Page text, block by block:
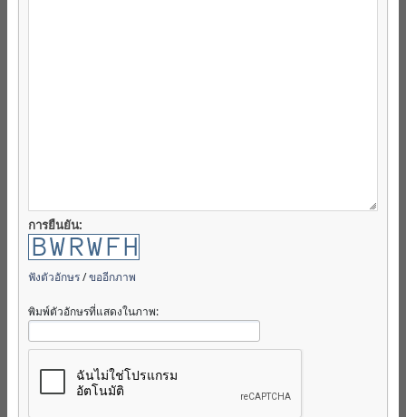
การยืนยัน:
ฟังตัวอักษร/ขออีกภาพ
พิมพ์ตัวอักษรที่แสดงในภาพ: